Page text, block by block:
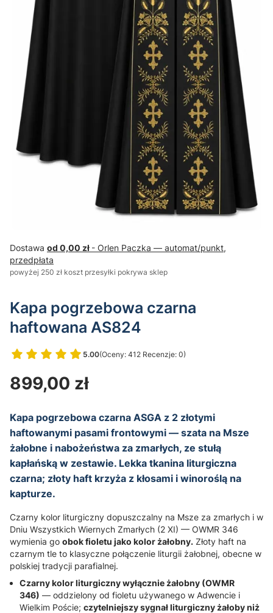
Dostawa od 0,00 zł - Orlen Paczka — automat/punkt,
przedpłata
powyżej 250 zł koszt przesyłki pokrywa sklep
Kapa pogrzebowa czarna
haftowana AS824
5.00(Oceny: 412 Recenzje: 0)
Przejdź do sekcji Opinie
Cena
899,00 zł
Kapa pogrzebowa czarna ASGA z 2 złotymi
haftowanymi pasami frontowymi — szata na Msze
żałobne i nabożeństwa za zmarłych, ze stułą
kapłańską w zestawie. Lekka tkanina liturgiczna
czarna; złoty haft krzyża z kłosami i winoroślą na
kapturze.
Czarny kolor liturgiczny dopuszczalny na Msze za zmarłych i w
Dniu Wszystkich Wiernych Zmarłych (2 XI) — OWMR 346
wymienia go obok fioletu jako kolor żałobny. Złoty haft na
czarnym tle to klasyczne połączenie liturgii żałobnej, obecne w
polskiej tradycji parafialnej.
Czarny kolor liturgiczny wyłącznie żałobny (OWMR
346) — oddzielony od fioletu używanego w Adwencie i
Wielkim Poście; czytelniejszy sygnał liturgiczny żałoby niż